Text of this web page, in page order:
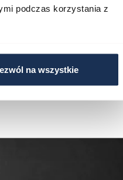
podczas korzystania z
na wszystkie